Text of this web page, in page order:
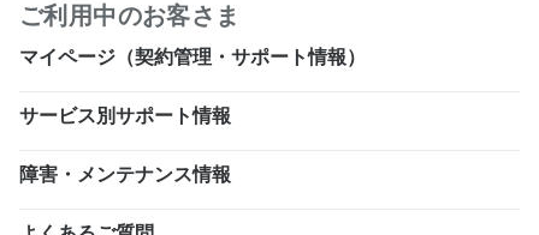
ご利用中のお客さま
マイページ（契約管理・サポート情報）
サービス別サポート情報
障害・メンテナンス情報